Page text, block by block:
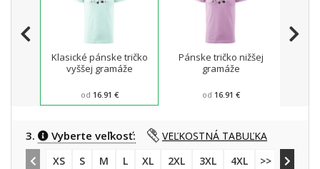
Klasické pánske tričko
vyššej gramáže
od 16.91 €
Pánske tričko nižšej
gramáže
od 16.91 €
3. Vyberte veľkosť:
VEĽKOSTNÁ TABUĽKA
XS
S M L XL 2XL 3XL 4XL >> 5XL